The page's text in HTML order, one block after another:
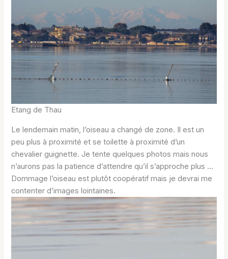
Etang de Thau
Le lendemain matin, l’oiseau a changé de zone. Il est un
peu plus à proximité et se toilette à proximité d’un
chevalier guignette. Je tente quelques photos mais nous
n’aurons pas la patience d’attendre qu’il s’approche plus …
Dommage l’oiseau est plutôt coopératif mais je devrai me
contenter d’images lointaines.